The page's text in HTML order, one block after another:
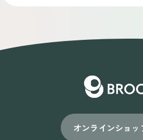
オンラインショッ